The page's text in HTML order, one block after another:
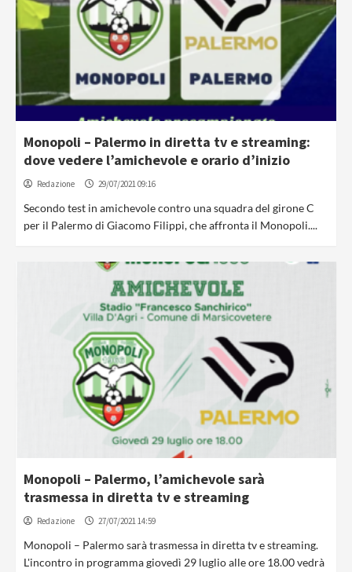
Monopoli – Palermo in diretta tv e streaming:
dove vedere l’amichevole e orario d’inizio
Redazione 29/07/2021 09:16
Secondo test in amichevole contro una squadra del girone C
per il Palermo di Giacomo Filippi, che affronta il Monopoli....
Monopoli – Palermo, l’amichevole sarà
trasmessa in diretta tv e streaming
Redazione 27/07/2021 14:59
Monopoli – Palermo sarà trasmessa in diretta tv e streaming.
L'incontro in programma giovedì 29 luglio alle ore 18.00 vedrà